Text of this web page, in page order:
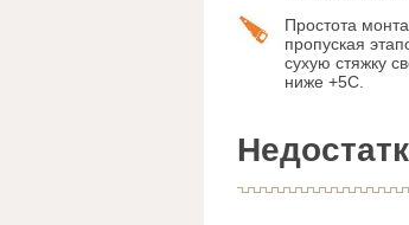
Простота
пропуская
сухую стяжку
ниже +5С.